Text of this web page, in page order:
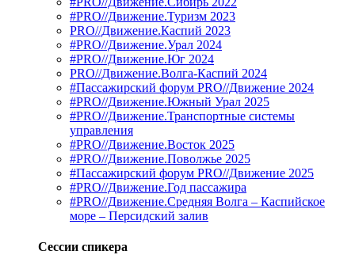
#PRO//Движение.Туризм 2023
PRO//Движение.Каспий 2023
#PRO//Движение.Урал 2024
#PRO//Движение.Юг 2024
PRO//Движение.Волга-Каспий 2024
#Пассажирский форум PRO//Движение 2024
#PRO//Движение.Южный Урал 2025
#PRO//Движение.Транспортные системы
управления
#PRO//Движение.Восток 2025
#PRO//Движение.Поволжье 2025
#Пассажирский форум PRO//Движение 2025
#PRO//Движение.Год пассажира
#PRO//Движение.Средняя Волга – Каспийское
море – Персидский залив
Сессии спикера